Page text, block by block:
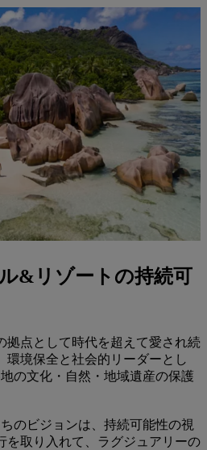
&リゾートの持続可
拠点として時代を超えて愛され続
環境保全と社会的リーダーとし
の文化・自然・地域遺産の保護
のビジョンは、持続可能性の視
を取り入れて、ラグジュアリーの